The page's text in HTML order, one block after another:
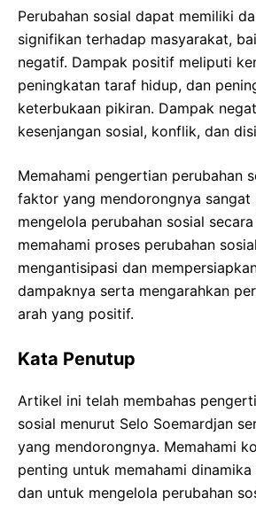
Perubahan sosial dapat memiliki
signifikan terhadap masyarakat,
negatif. Dampak positif meliputi
peningkatan taraf hidup, dan
keterbukaan pikiran. Dampak
kesenjangan sosial, konflik, dan
Memahami pengertian perubahan
faktor yang mendorongnya sangat
mengelola perubahan sosial
memahami proses perubahan
mengantisipasi dan
dampaknya serta mengarahkan
arah yang positif.
Kata Penutup
Artikel ini telah membahas
sosial menurut Selo Soemardjan
yang mendorongnya. Memahami
penting untuk memahami
dan untuk mengelola perubahan